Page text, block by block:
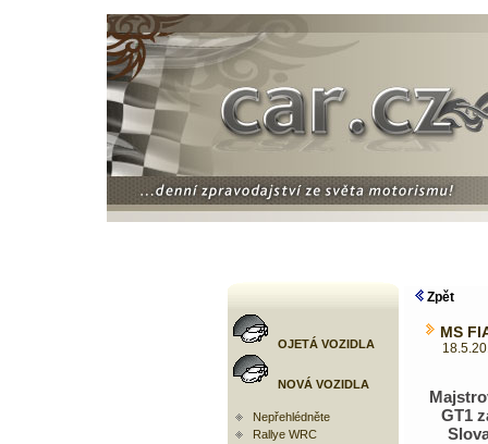
OJETÁ VOZIDLA
NOVÁ VOZIDLA
Nepřehlédněte
Rallye WRC
Zpět
MS
GT1